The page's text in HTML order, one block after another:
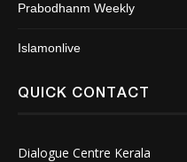
Prabodhanm Weekly
Islamonlive
QUICK CONTACT
Dialogue Centre Kerala